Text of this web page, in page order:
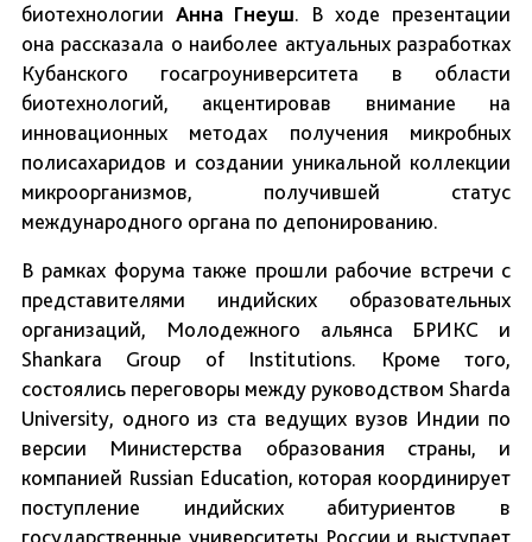
биотехнологии Анна Гнеуш. В ходе презентации
она рассказала о наиболее актуальных разработках
Кубанского госагроуниверситета в области
биотехнологий, акцентировав внимание на
инновационных методах получения микробных
полисахаридов и создании уникальной коллекции
микроорганизмов, получившей статус
международного органа по депонированию.
В рамках форума также прошли рабочие встречи с
представителями индийских образовательных
организаций, Молодежного альянса БРИКС и
Shankara Group of Institutions. Кроме того,
состоялись переговоры между руководством Sharda
University, одного из ста ведущих вузов Индии по
версии Министерства образования страны, и
компанией Russian Education, которая координирует
поступление индийских абитуриентов в
государственные университеты России и выступает